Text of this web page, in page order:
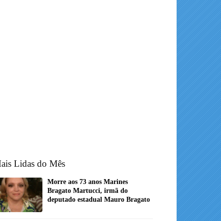
Lidas do Mês
Morre aos 73 anos Marines
Bragato Martucci, irmã do
deputado estadual Mauro Bragato